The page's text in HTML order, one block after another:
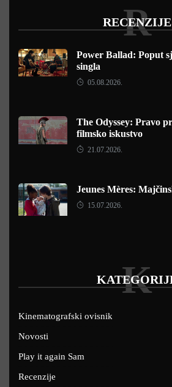
RECENZIJE
R
Power Ballad: Poput
singla
05.08.2026.
The Odyssey: Pravo
filmsko iskustvo
21.07.2026.
Jeunes Mères:
15.07.2026.
K
Kinematografski ovisnik
Novosti
Play it again Sam
Recenzije